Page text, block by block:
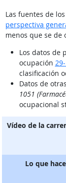
Las fuentes de
perspectiva
menos que se de
Los datos de
ocupación
clasificación
Datos de
1051
ocupacional
Vídeo de la
Lo que